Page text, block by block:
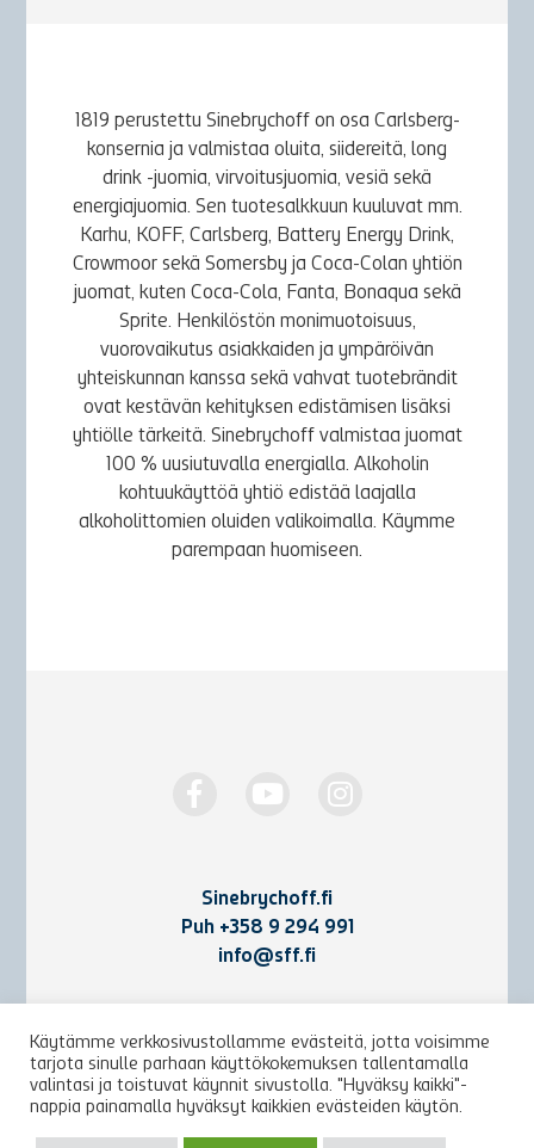
1819 perustettu Sinebrychoff on osa Carlsberg-
konsernia ja valmistaa oluita, siidereitä, long
drink -juomia, virvoitusjuomia, vesiä sekä
energiajuomia. Sen tuotesalkkuun kuuluvat mm.
Karhu, KOFF, Carlsberg, Battery Energy Drink,
Crowmoor sekä Somersby ja Coca-Colan yhtiön
juomat, kuten Coca-Cola, Fanta, Bonaqua sekä
Sprite. Henkilöstön monimuotoisuus,
vuorovaikutus asiakkaiden ja ympäröivän
yhteiskunnan kanssa sekä vahvat tuotebrändit
ovat kestävän kehityksen edistämisen lisäksi
yhtiölle tärkeitä. Sinebrychoff valmistaa juomat
100 % uusiutuvalla energialla. Alkoholin
kohtuukäyttöä yhtiö edistää laajalla
alkoholittomien oluiden valikoimalla. Käymme
parempaan huomiseen.
Sinebrychoff.fi
Puh +358 9 294 991
info@sff.fi
Yhteystiedot
Käyttöehdot ja rekisteriseloste
Arkisto
Käytämme verkkosivustollamme evästeitä, jotta voisimme
tarjota sinulle parhaan käyttökokemuksen tallentamalla
valintasi ja toistuvat käynnit sivustolla. "Hyväksy kaikki"-
nappia painamalla hyväksyt kaikkien evästeiden käytön.